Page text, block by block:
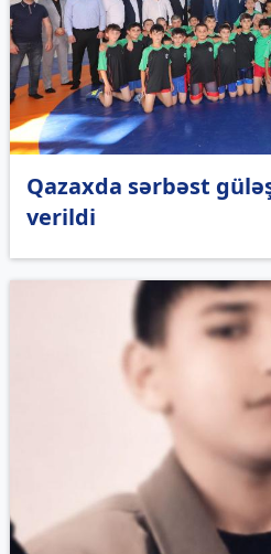
Qazaxda sərbəst
verildi